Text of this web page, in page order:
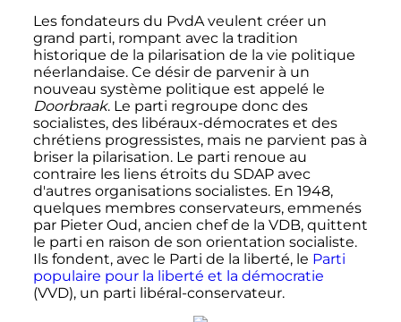
Les fondateurs du PvdA veulent créer un
grand parti, rompant avec la tradition
historique de la pilarisation de la vie politique
néerlandaise. Ce désir de parvenir à un
nouveau système politique est appelé le
Doorbraak. Le parti regroupe donc des
socialistes, des libéraux-démocrates et des
chrétiens progressistes, mais ne parvient pas à
briser la pilarisation. Le parti renoue au
contraire les liens étroits du SDAP avec
d'autres organisations socialistes. En 1948,
quelques membres conservateurs, emmenés
par Pieter Oud, ancien chef de la VDB, quittent
le parti en raison de son orientation socialiste.
Ils fondent, avec le Parti de la liberté, le Parti
populaire pour la liberté et la démocratie
(VVD), un parti libéral-conservateur.